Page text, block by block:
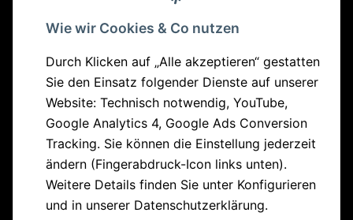
Bikes
Parts
Sonderangebote
Informationen
Zahlungsmöglichkeiten
Wie wir Cookies & Co nutzen
Durch Klicken auf „Alle akzeptieren“ gestatten
Sie den Einsatz folgender Dienste auf unserer
Website: Technisch notwendig, YouTube,
Google Analytics 4, Google Ads Conversion
Tracking. Sie können die Einstellung jederzeit
ändern (Fingerabdruck-Icon links unten).
Weitere Details finden Sie unter Konfigurieren
und in unserer Datenschutzerklärung.